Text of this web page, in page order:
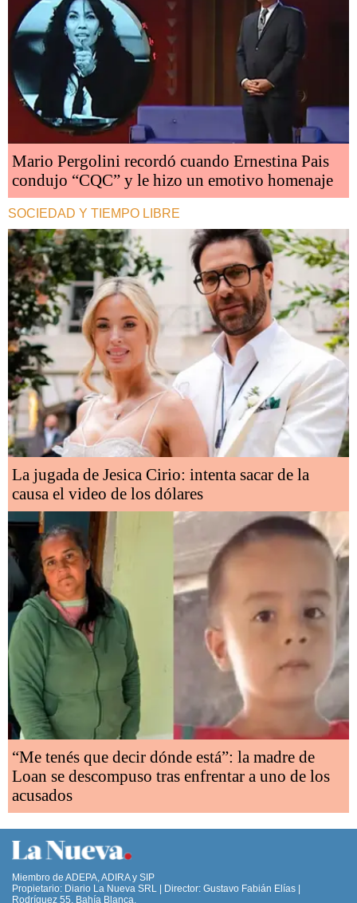
Mario Pergolini recordó cuando Ernestina Pais
condujo “CQC” y le hizo un emotivo homenaje
SOCIEDAD Y TIEMPO LIBRE
La jugada de Jesica Cirio: intenta sacar de la
causa el video de los dólares
“Me tenés que decir dónde está”: la madre de
Loan se descompuso tras enfrentar a uno de los
acusados
Miembro de ADEPA, ADIRA y SIP
Propietario: Diario La Nueva SRL | Director: Gustavo Fabián Elías |
Rodríguez 55, Bahía Blanca,